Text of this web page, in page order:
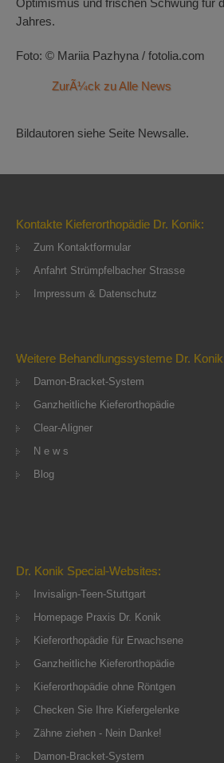
Optimismus und frischen Schwung für
Jahres.
Foto: © Mariia Pazhyna / fotolia.com
ZurÃ¼ck zu Alle News
Bildautoren siehe Seite Newsalle.
Kontakte Kieferorthopädie Dr. Konik:
Zum Kontaktformular
Anfahrt Strümpfelbacher Strasse
Impressum & Datenschutz
Weitere Behandlungssysteme Dr.
Damon-Bracket-System
Ganzheitliche Kieferorthopädie
Clear-Aligner
N e w s
Blog
Dr. Konik Special-Websites:
Invisalign-Teen-Stuttgart
Homepage Praxis Dr. Konik
Kieferorthopädie für Erwachsene
Ganzheitliche Kieferorthopädie
Kieferorthopädie ohne Röntgen
Checken Sie Ihre Kiefergelenke
Zähne ziehen - Nein Danke!
Damon-Bracket-System